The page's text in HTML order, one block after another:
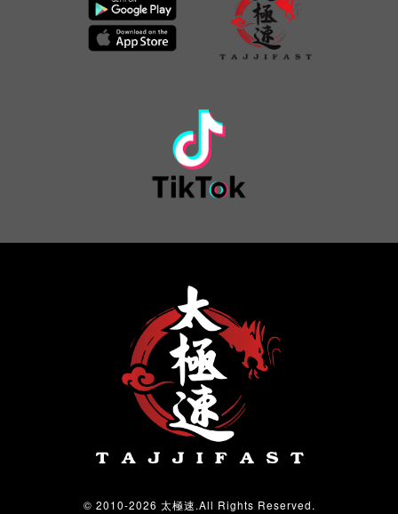
© 2010-2026 太極速.All Rights Reserved.